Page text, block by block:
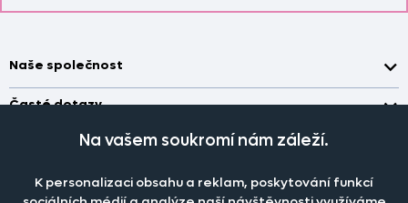
Naše společnost
Doprava a platba
Obchodní podmínky
Časté dotazy
Jak změřit okno pro nákup záclon?
Jak prát záclony a závěsy?
PRODEJNÍ ODDĚLENÍ - TELEFONICKY
Na vašem soukromí nám záleží.
K personalizaci obsahu a reklam, poskytování funkcí